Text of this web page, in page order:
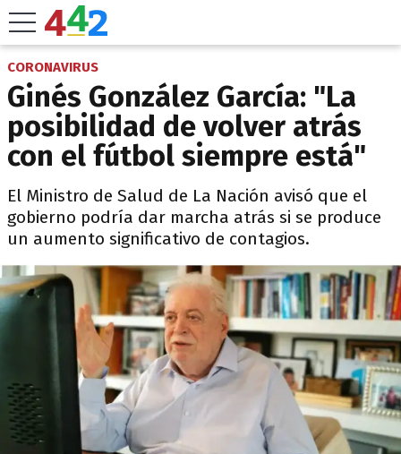
CORONAVIRUS
Ginés González García: "La
posibilidad de volver atrás
con el fútbol siempre está"
El Ministro de Salud de La Nación avisó que el
gobierno podría dar marcha atrás si se produce
un aumento significativo de contagios.